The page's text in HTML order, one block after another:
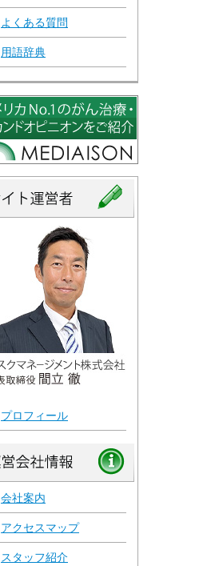
よくある質問
用語辞典
プロフィール
会社案内
アクセスマップ
スタッフ紹介